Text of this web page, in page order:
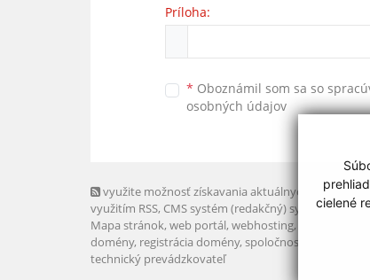
cielené
Príloha:
* Oboznámil som sa so
osobných údajov
využite možnosť získavania aktuálnych informácií
využitím RSS, CMS systém (redakčný) systém
Mapa stránok, web portál, webhosting,
domény, registrácia domény, spoločnosť
technický prevádzkovateľ